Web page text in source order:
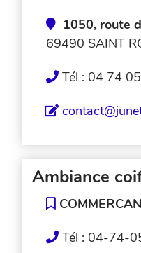
1050, route
69490 SAINT
Tél : 04 74
Ambiance
Tél : 04-74-